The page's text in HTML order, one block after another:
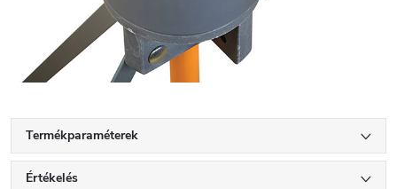
Termékparaméterek
Értékelés